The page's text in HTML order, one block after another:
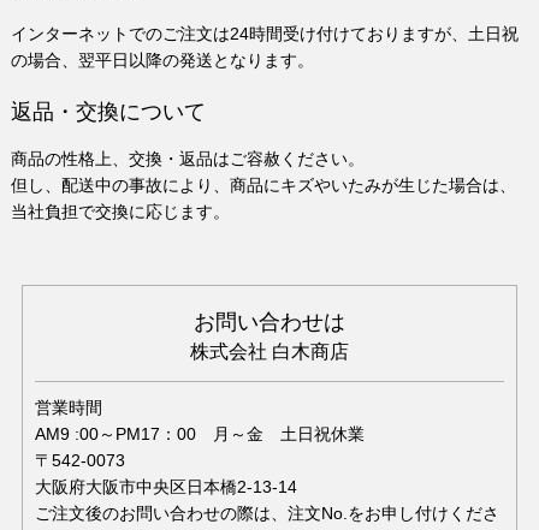
インターネットでのご注文は24時間受け付けておりますが、土日祝
の場合、翌平日以降の発送となります。
返品・交換について
商品の性格上、交換・返品はご容赦ください。
但し、配送中の事故により、商品にキズやいたみが生じた場合は、
当社負担で交換に応じます。
お問い合わせは
株式会社 白木商店
営業時間
AM9 :00～PM17：00 月～金 土日祝休業
〒542-0073
大阪府大阪市中央区日本橋2-13-14
ご注文後のお問い合わせの際は、注文No.をお申し付けくださ